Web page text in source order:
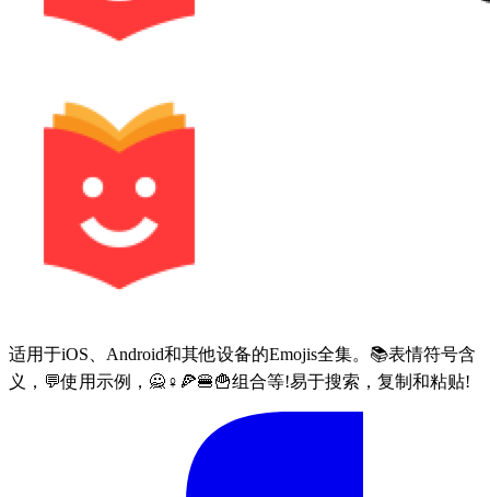
适用于iOS、Android和其他设备的Emojis全集。📚表情符号含
义，💬使用示例，🙅♀🍕🍔🍟组合等!易于搜索，复制和粘贴!